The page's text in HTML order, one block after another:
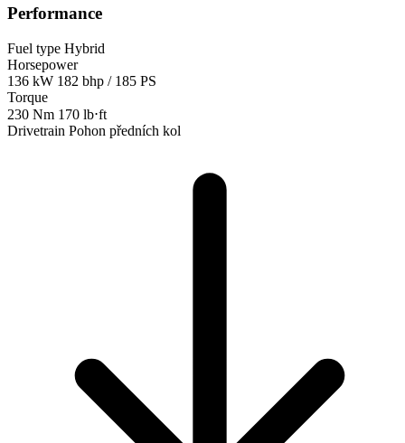
Performance
Fuel type Hybrid
Horsepower
136 kW 182 bhp / 185 PS
Torque
230 Nm 170 lb⋅ft
Drivetrain Pohon předních kol